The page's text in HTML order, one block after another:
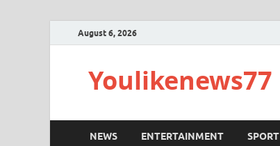
August 6, 2026
Youlikenews77
NEWS ENTERTAINMENT SPORT